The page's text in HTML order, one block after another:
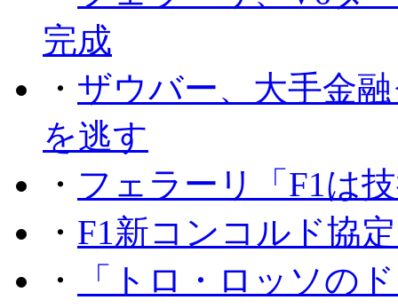
完成
・ ザウバー、大手金
を逃す
・ フェラーリ「F1は
・ F1新コンコルド協
・
「トロ・ロッソの